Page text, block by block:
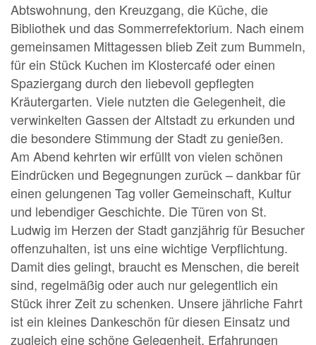
Abtswohnung, den Kreuzgang, die Küche, die
Bibliothek und das Sommerrefektorium. Nach einem
gemeinsamen Mittagessen blieb Zeit zum Bummeln,
für ein Stück Kuchen im Klostercafé oder einen
Spaziergang durch den liebevoll gepflegten
Kräutergarten. Viele nutzten die Gelegenheit, die
verwinkelten Gassen der Altstadt zu erkunden und
die besondere Stimmung der Stadt zu genießen.
Am Abend kehrten wir erfüllt von vielen schönen
Eindrücken und Begegnungen zurück – dankbar für
einen gelungenen Tag voller Gemeinschaft, Kultur
und lebendiger Geschichte. Die Türen von St.
Ludwig im Herzen der Stadt ganzjährig für Besucher
offenzuhalten, ist uns eine wichtige Verpflichtung.
Damit dies gelingt, braucht es Menschen, die bereit
sind, regelmäßig oder auch nur gelegentlich ein
Stück ihrer Zeit zu schenken. Unsere jährliche Fahrt
ist ein kleines Dankeschön für diesen Einsatz und
zugleich eine schöne Gelegenheit, Erfahrungen